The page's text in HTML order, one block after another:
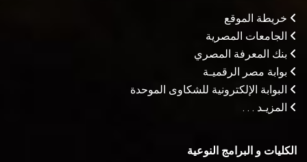
خريطة الموقع
الجامعات المصرية
بنك المعرفة المصري
بوابة مصر الرقميـة
البوابة الإلكترونية للشكاوى الموحدة
المزيـد . . .
الكليات و البرامج النوعية